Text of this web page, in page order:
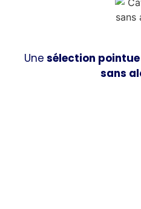
Une sélection pointue
sans